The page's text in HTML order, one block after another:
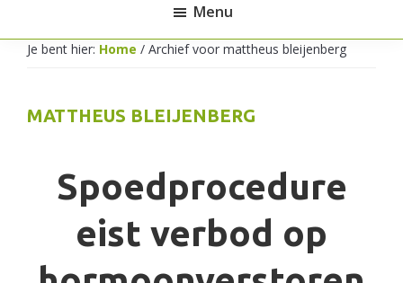
Pesticide
Action
Network
Netherlands
Menu
Je bent hier: Home / Archief voor mattheus bleijenberg
MATTHEUS BLEIJENBERG
Spoedprocedure
eist verbod op